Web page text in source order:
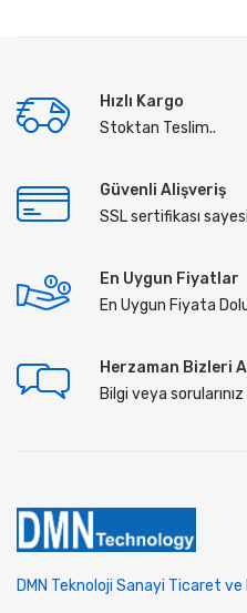
Hızlı Kargo
Stoktan Teslim..
Güvenli Alişveriş
SSL sertifikası
En Uygun Fiyatlar
En Uygun Fiyata
Herzaman Bizleri
Bilgi veya
DMN Teknoloji Sanayi Ticaret